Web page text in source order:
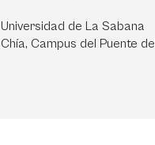
Universidad de La Sabana
Chía, Campus del Puente